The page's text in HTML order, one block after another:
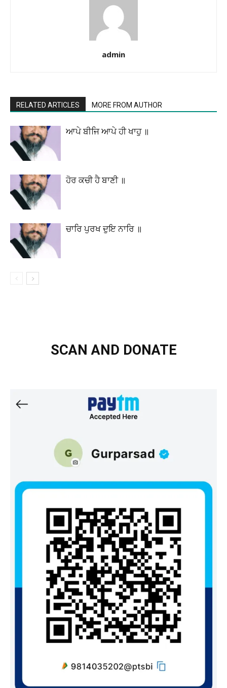
admin
RELATED ARTICLES MORE FROM AUTHOR
ਆਪੇ ਬੀਜਿ ਆਪੇ ਹੀ ਖਾਹੁ ॥
ਹੋਰ ਕਚੀ ਹੈ ਬਾਣੀ ॥
ਚਾਰਿ ਪੁਰਖ ਦੁਇ ਨਾਰਿ ॥
SCAN AND DONATE